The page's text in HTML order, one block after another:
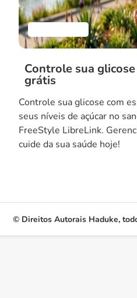
Controle sua
grátis
Controle sua glicose com
seus níveis de açúcar no
FreeStyle LibreLink.
cuide da sua saúde hoje!
© Direitos Autorais Haduke,